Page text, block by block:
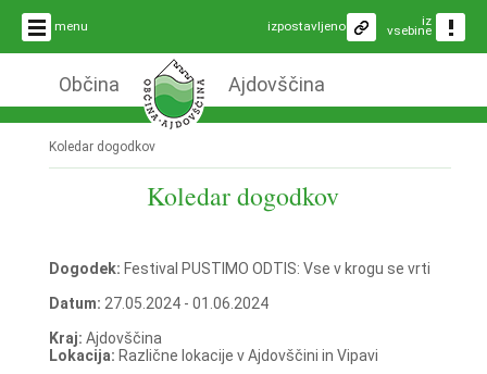
menu iz
vsebine
izpostavljeno
Občina Ajdovščina
Koledar dogodkov
Koledar dogodkov
Dogodek: Festival PUSTIMO ODTIS: Vse v krogu se vrti
Datum: 27.05.2024 - 01.06.2024
Kraj: Ajdovščina
Lokacija: Različne lokacije v Ajdovščini in Vipavi